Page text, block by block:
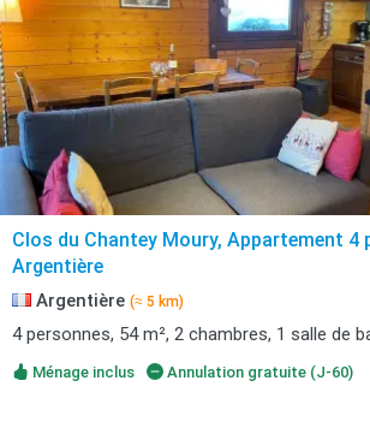
Clos du Chantey Moury, Appartement 4
Argentière
Argentière (≈ 5 km)
4 personnes, 54 m², 2 chambres, 1 salle de
Ménage inclus Annulation gratuite (J-60)